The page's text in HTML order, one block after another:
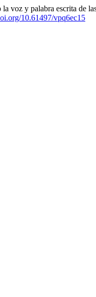
voz y palabra escrita de
10.61497/vpq6ec15